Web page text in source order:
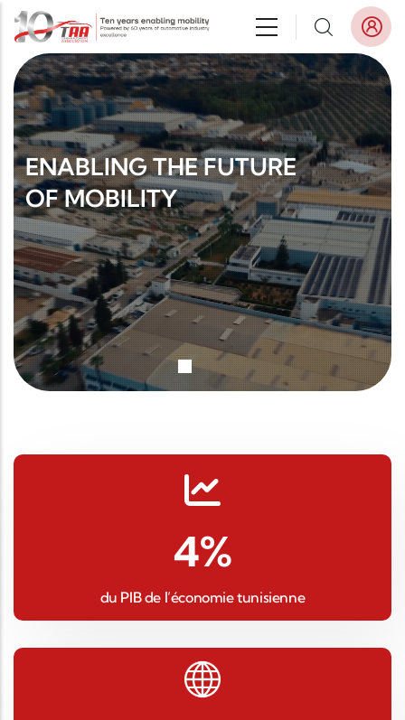
Aller au contenu principal
ENABLING THE FUTURE
OF MOBILITY
4%
du PIB de l’économie tunisienne